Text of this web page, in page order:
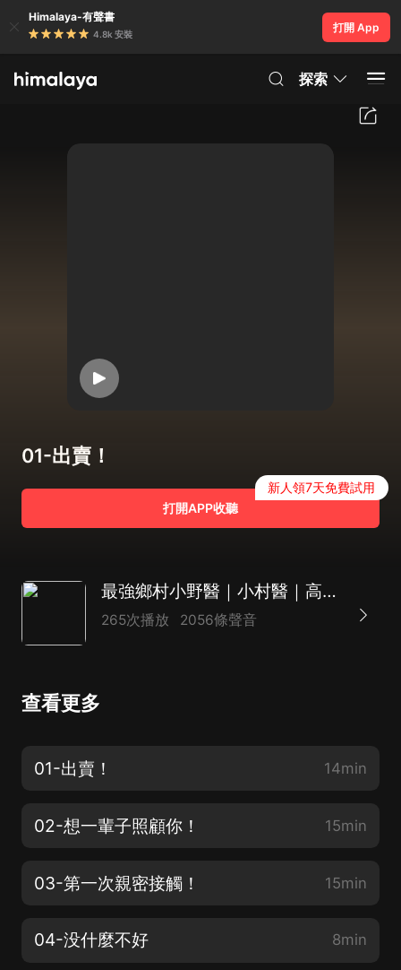
Himalaya-有聲書
4.8k 安裝
打開 App
探索
01-出賣！
打開APP收聽
新人領7天免費試用
最強鄉村小野醫｜小村醫｜高手美女
265次播放 2056條聲音
查看更多
01-出賣！ 14min
02-想一輩子照顧你！ 15min
03-第一次親密接觸！ 15min
04-没什麼不好 8min